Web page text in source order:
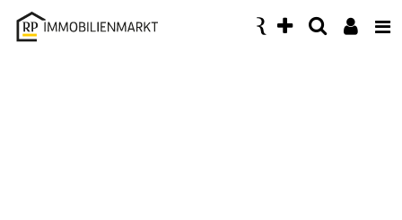
Accessibility
Modus